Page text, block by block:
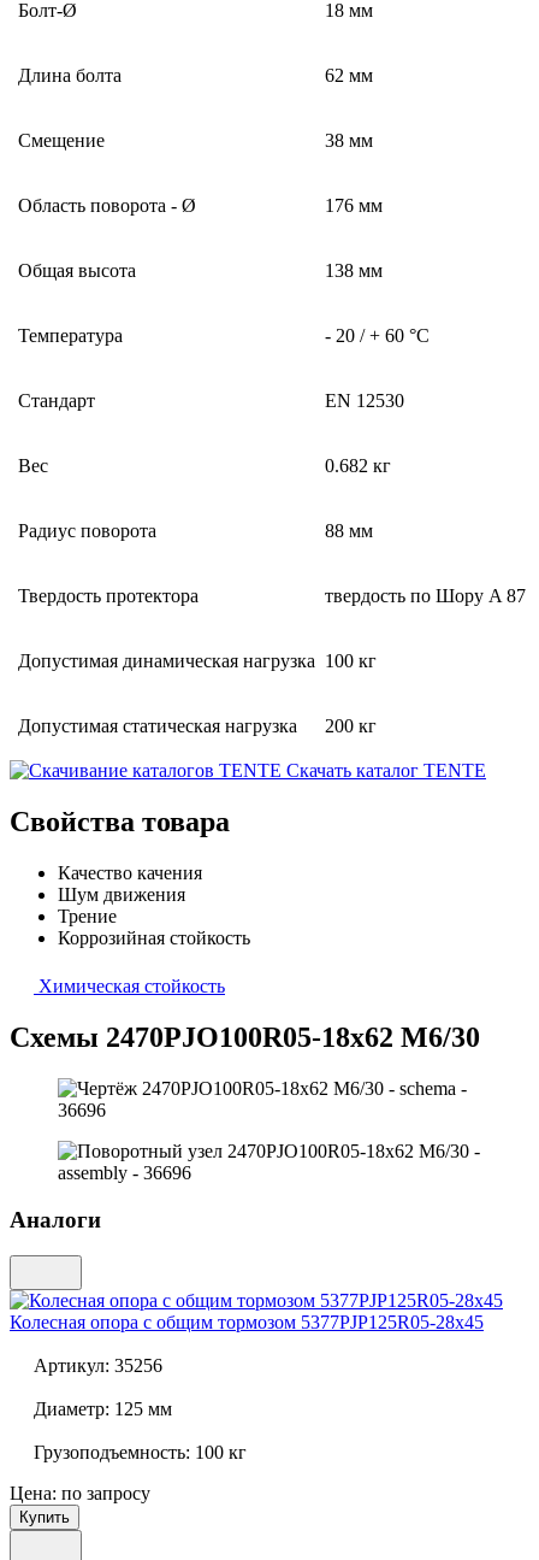
Болт-Ø 18 мм
Длина болта 62 мм
Смещение 38 мм
Область поворота - Ø 176 мм
Общая высота 138 мм
Температура - 20 / + 60 °C
Стандарт EN 12530
Вес 0.682 кг
Радиус поворота 88 мм
Твердость протектора твердость по Шору A 87
Допустимая динамическая нагрузка 100 кг
Допустимая статическая нагрузка 200 кг
Скачать каталог TENTE
Свойства товара
Качество качения
Шум движения
Трение
Коррозийная стойкость
Химическая стойкость
Схемы 2470PJO100R05-18x62 M6/30
Аналоги
Колесная опора с общим тормозом 5377PJP125R05-28x45
Артикул: 35256
Диаметр: 125 мм
Грузоподъемность: 100 кг
Цена: по запросу
Купить